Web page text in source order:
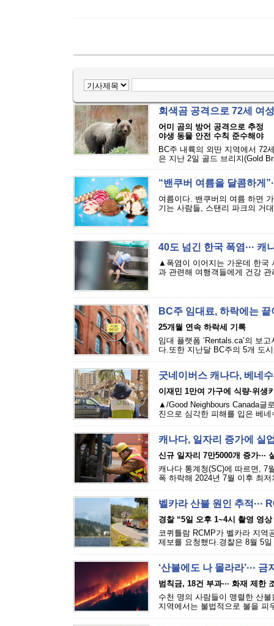
회색곰 공격으로 72세 여
어미 곰의 방어 공격으로 추정
야생 동물 안전 수칙 준수해야
BC주 내륙의 외딴 지역에서 72
은 지난 2일 골드 브리지(Gold
“밴쿠버 여름을 달콤하게
여름이다. 밴쿠버의 여름 하면
기는 사람들, 스탠리 파크의 거
40도 넘긴 한국 폭염···
▲폭염이 이어지는 가운데 한국
과 관련해 여행객들에게 건강
BC주 임대료, 하락에는
25개월 연속 하락세 기록
임대 플랫폼 ‘Rentals.ca’의 보
다.또한 지난달 BC주의 5개 도
굿네이버스 캐나다, 베네
이재민 1만여 가구에 식량·위생
▲/Good Neighbours Canada글
진으로 심각한 피해를 입은 베
캐나다, 일자리 증가에 실
신규 일자리 7만5000개 증가···
캐나다 통계청(SC)에 따르면, 7
폭 하락해 2024년 7월 이후 최
벨카라 산불 원인 추적···
경찰 “5일 오후 1~4시 촬영 영상
코퀴틀람 RCMP가 벨카라 지역
제보를 요청했다.경찰은 8월 5
‘산불에도 나 몰라라’···
범칙금, 18건 부과··· 화재 제한
수천 명의 사람들이 맹렬한 산
지역에서는 불법적으로 불을 피